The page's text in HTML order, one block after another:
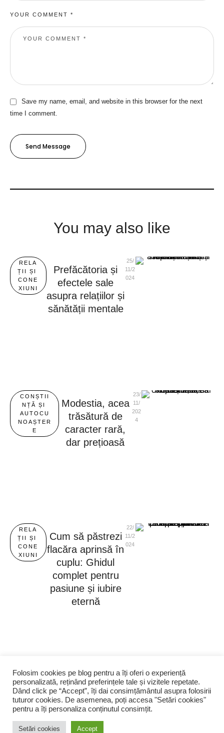
YOUR COMMENT *
Save my name, email, and website in this browser for the next
time I comment.
Send Message
You may also like
RELA
ȚII ȘI
CONE
XIUNI
Prefăcătoria și
efectele sale
asupra relațiilor și
sănătății mentale
25/
11/2
024
CONȘTII
NȚĂ ȘI
AUTOCU
NOAȘTER
E
Modestia, acea
trăsătură de
caracter rară,
dar prețioasă
23/
11/
202
4
RELA
ȚII ȘI
CONE
XIUNI
Cum să păstrezi
flacăra aprinsă în
cuplu: Ghidul
complet pentru
pasiune și iubire
eternă
22/
11/2
024
Acasă
Blog
/ / /
Varius
Brandin
Agency
©
20
Toat
e
urile
Folosim cookies pe blog pentru a îți oferi o experiență
personalizată, reținând preferințele tale și vizitele repetate.
Dând click pe “Accept”, îți dai consimțământul asupra folosirii
tuturor cookies. De asemenea, poți accesa "Setări cookies"
pentru a îți personaliza conținutul consimțit.
Setări cookies Accept